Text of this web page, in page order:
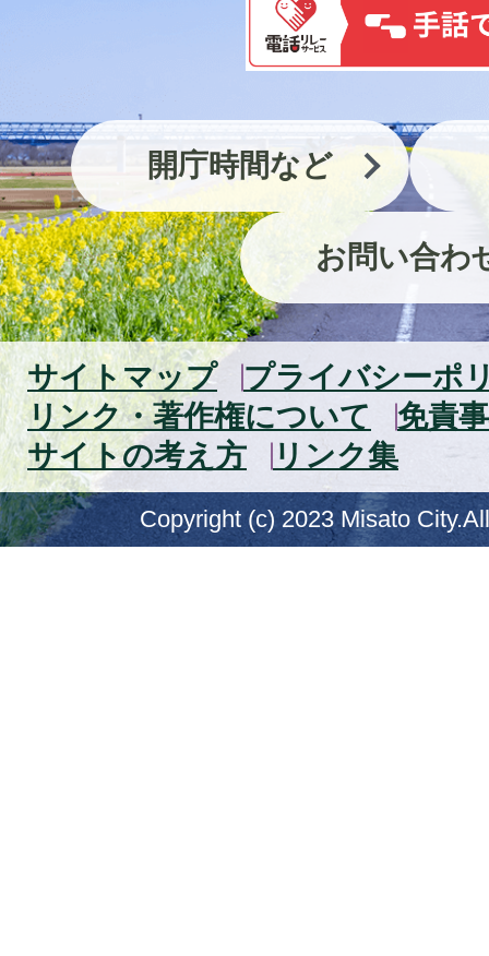
開庁時間など
お問い合わ
サイトマップ
プライバシーポ
リンク・著作権について
免責
サイトの考え方
リンク集
Copyright (c) 2023 Misato